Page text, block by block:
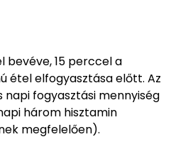
bevéve, 15 perccel a
étel elfogyasztása előtt. Az
fogyasztási mennyiség
három hisztamin
megfelelően).